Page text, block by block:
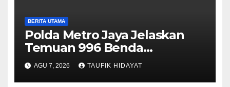
BERITA UTAMA
Polda Metro Jaya Jelaskan
Temuan 996 Benda
Menyerupai Senjata di
Yayasan Jaksel
AGU 7, 2026 TAUFIK HIDAYAT